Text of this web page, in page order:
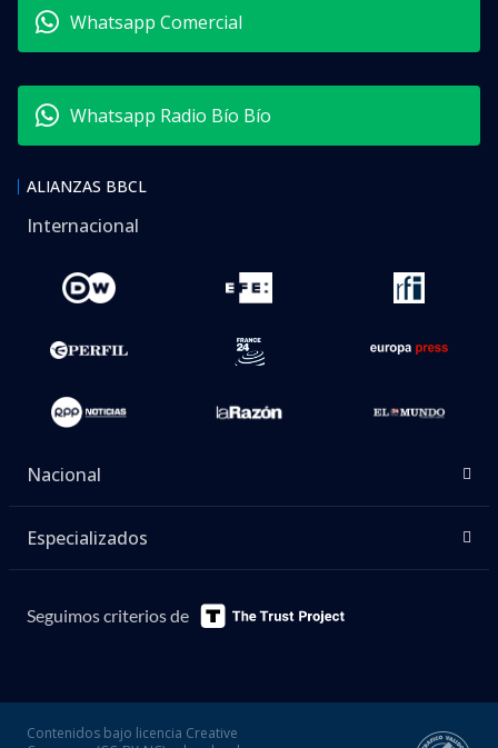
Whatsapp Comercial
Whatsapp Radio Bío Bío
ALIANZAS BBCL
Internacional
Nacional
Especializados
Seguimos criterios de
Contenidos bajo licencia Creative